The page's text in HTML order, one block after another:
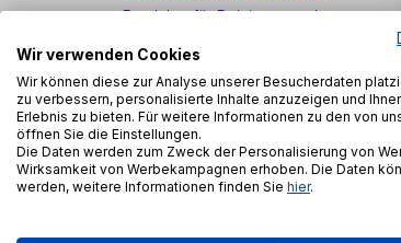
Produkte für Reinigungsanlagen
in der Lebensmittelindustrie
Wir verwenden Cookies
Wir können diese zur Analyse unserer Besucherdaten
zu verbessern, personalisierte Inhalte anzuzeigen und
Erlebnis zu bieten. Für weitere Informationen zu den von
öffnen Sie die Einstellungen.
Die Daten werden zum Zweck der Personalisierung von
Wirksamkeit von Werbekampagnen erhoben. Die Daten
werden, weitere Informationen finden Sie hier.